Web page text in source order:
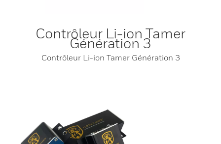
Contrôleur Li-ion Tamer
Génération 3
Contrôleur Li-ion Tamer Génération 3